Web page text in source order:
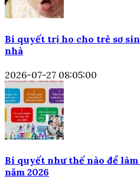
Bí quyết trị ho cho trẻ sơ
nhà
2026-07-27 08:05:00
Bí quyết như thế nào để
năm 2026